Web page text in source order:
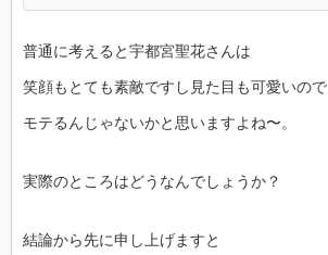
普通に考えると宇都宮聖花さんは
笑顔もとても素敵ですし見た目も可愛いので
モテるんじゃないかと思いますよね〜。
実際のところはどうなんでしょうか？
結論から先に申し上げますと